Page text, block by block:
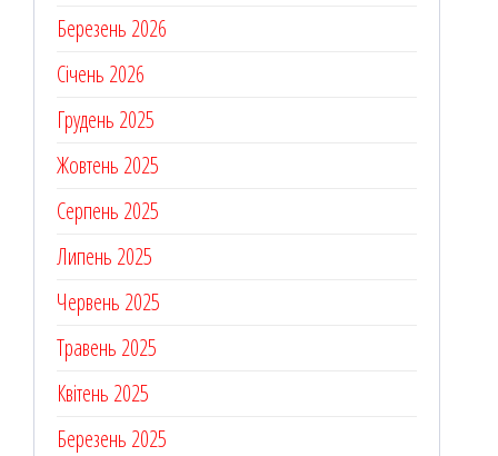
Березень 2026
Січень 2026
Грудень 2025
Жовтень 2025
Серпень 2025
Липень 2025
Червень 2025
Травень 2025
Квітень 2025
Березень 2025